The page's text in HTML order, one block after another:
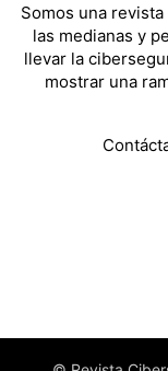
Somos una
las medianas y
llevar la
mostrar una